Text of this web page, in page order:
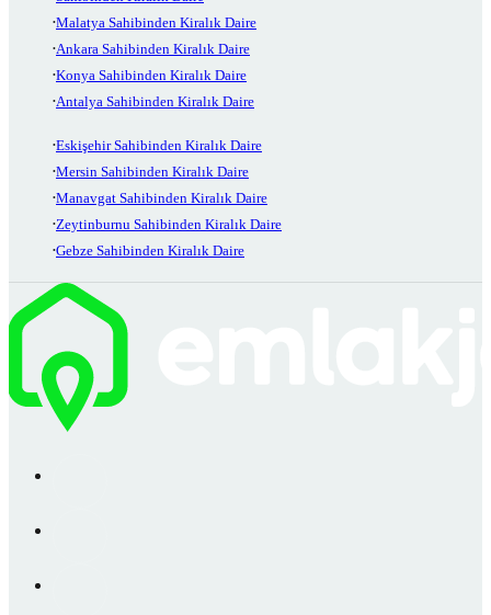
Malatya Sahibinden Kiralık Daire
Ankara Sahibinden Kiralık Daire
Konya Sahibinden Kiralık Daire
Antalya Sahibinden Kiralık Daire
Eskişehir Sahibinden Kiralık Daire
Mersin Sahibinden Kiralık Daire
Manavgat Sahibinden Kiralık Daire
Zeytinburnu Sahibinden Kiralık Daire
Gebze Sahibinden Kiralık Daire